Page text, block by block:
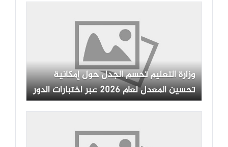
وزارة التعليم تحسم الجدل حول إمكانية
تحسين المعدل لعام 2026 عبر اختبارات الدور
الثاني